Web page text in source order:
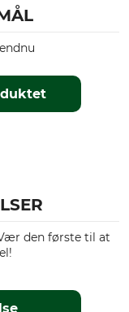
den første til at